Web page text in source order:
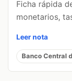
Ficha rápida
monetarios,
Leer nota
Banco Central